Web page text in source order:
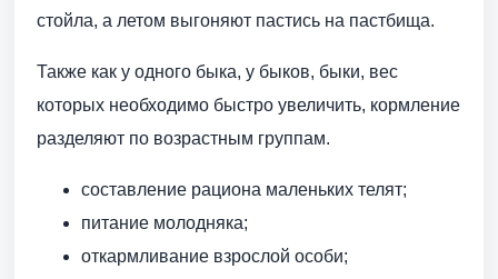
стойла, а летом выгоняют пастись на пастбища.
Также как у одного быка, у быков, быки, вес
которых необходимо быстро увеличить, кормление
разделяют по возрастным группам.
составление рациона маленьких телят;
питание молодняка;
откармливание взрослой особи;